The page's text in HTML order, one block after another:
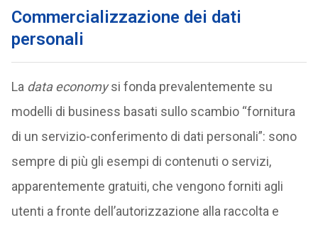
Commercializzazione dei dati
personali
La data economysi fonda prevalentemente su
modelli di business basati sullo scambio “fornitura
di un servizio-conferimento di dati personali”: sono
sempre di più gli esempi di contenuti o servizi,
apparentemente gratuiti, che vengono forniti agli
utenti a fronte dell’autorizzazione alla raccolta e